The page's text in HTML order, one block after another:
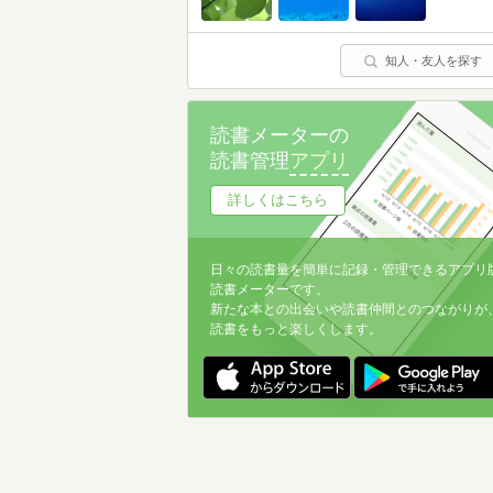
知人・友人を探す
読書メーターの
読書管理アプリ
詳しくはこちら
日々の読書量を簡単に記録・管理できるアプリ
読書メーターです。
新たな本との出会いや読書仲間とのつながりが
読書をもっと楽しくします。